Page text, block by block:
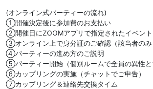
(オンライン式パーティーの流れ)
①開催決定後に参加費のお支払い
②開催日にZOOMアプリで指定されたイベント
③オンライン上で身分証のご確認（該当者のみ
④パーティーの進め方のご説明
⑤パーティー開始（個別ルームで全員の異性と
⑥カップリングの実施（チャットでご申告）
⑦カップリング＆連絡先交換タイム